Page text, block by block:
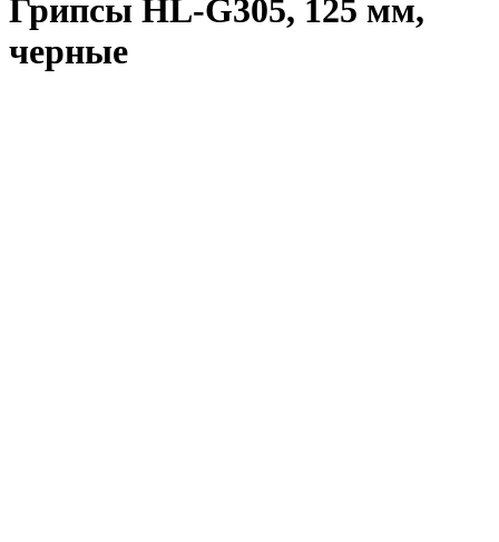
Грипсы HL-G305, 125 мм,
черные